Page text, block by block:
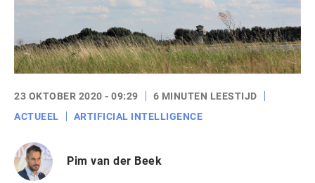
23 OKTOBER 2020 - 09:29
6 MINUTEN LEESTIJD
ACTUEEL
ARTIFICIAL INTELLIGENCE
Pim van der Beek